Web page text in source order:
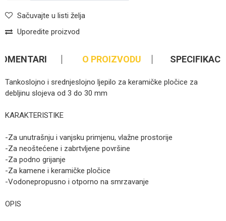
Sačuvajte u listi želja
Uporedite proizvod
O PROIZVODU
Tankoslojno i srednjeslojno ljepilo za keramičke pločice za
debljinu slojeva od 3 do 30 mm
KARAKTERISTIKE
-Za unutrašnju i vanjsku primjenu, vlažne prostorije
-Za neoštećene i zabrtvljene površine
-Za podno grijanje
-Za kamene i keramičke pločice
-Vodonepropusno i otporno na smrzavanje
OPIS